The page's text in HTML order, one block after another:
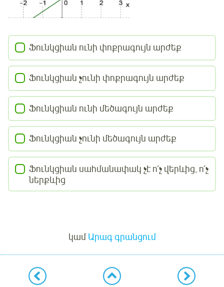
Ֆունկցիան ունի փոքրագույն արժեք
Ֆունկցիան չունի փոքրագույն արժեք
Ֆունկցիան ունի մեծագույն արժեք
Ֆունկցիան չունի մեծագույն արժեք
Ֆունկցիան սահմանափակ չէ ո՛չ վերևից, ո՛չ
ներքևից
կամԱրագ գրանցում